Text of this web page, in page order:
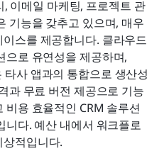
이메일 마케팅, 프로젝트 관
기능을 갖추고 있으며, 매우
스를 제공합니다. 클라우드
으로 유연성을 제공하며,
사 앱과의 통합으로 생산성
과 무료 버전 제공으로 기능
용 효율적인 CRM 솔루션
니다. 예산 내에서 워크플로
적입니다.